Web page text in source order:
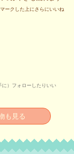
ークした上にさらにいいね
に）フォローしたりいい
も見る